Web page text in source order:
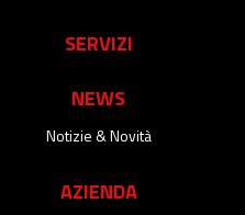
SERVIZI
NEWS
Notizie & Novità
AZIENDA